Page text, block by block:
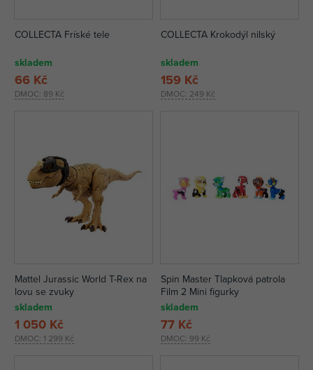
COLLECTA Fríské tele
skladem
DMOC: 89 Kč
66 Kč
COLLECTA Krokodýl nilský
skladem
DMOC: 249 Kč
159 Kč
Mattel Jurassic World T-Rex na
lovu se zvuky
skladem
DMOC: 1 299 Kč
1 050 Kč
Spin Master Tlapková patrola
Film 2 Mini figurky
skladem
DMOC: 99 Kč
77 Kč